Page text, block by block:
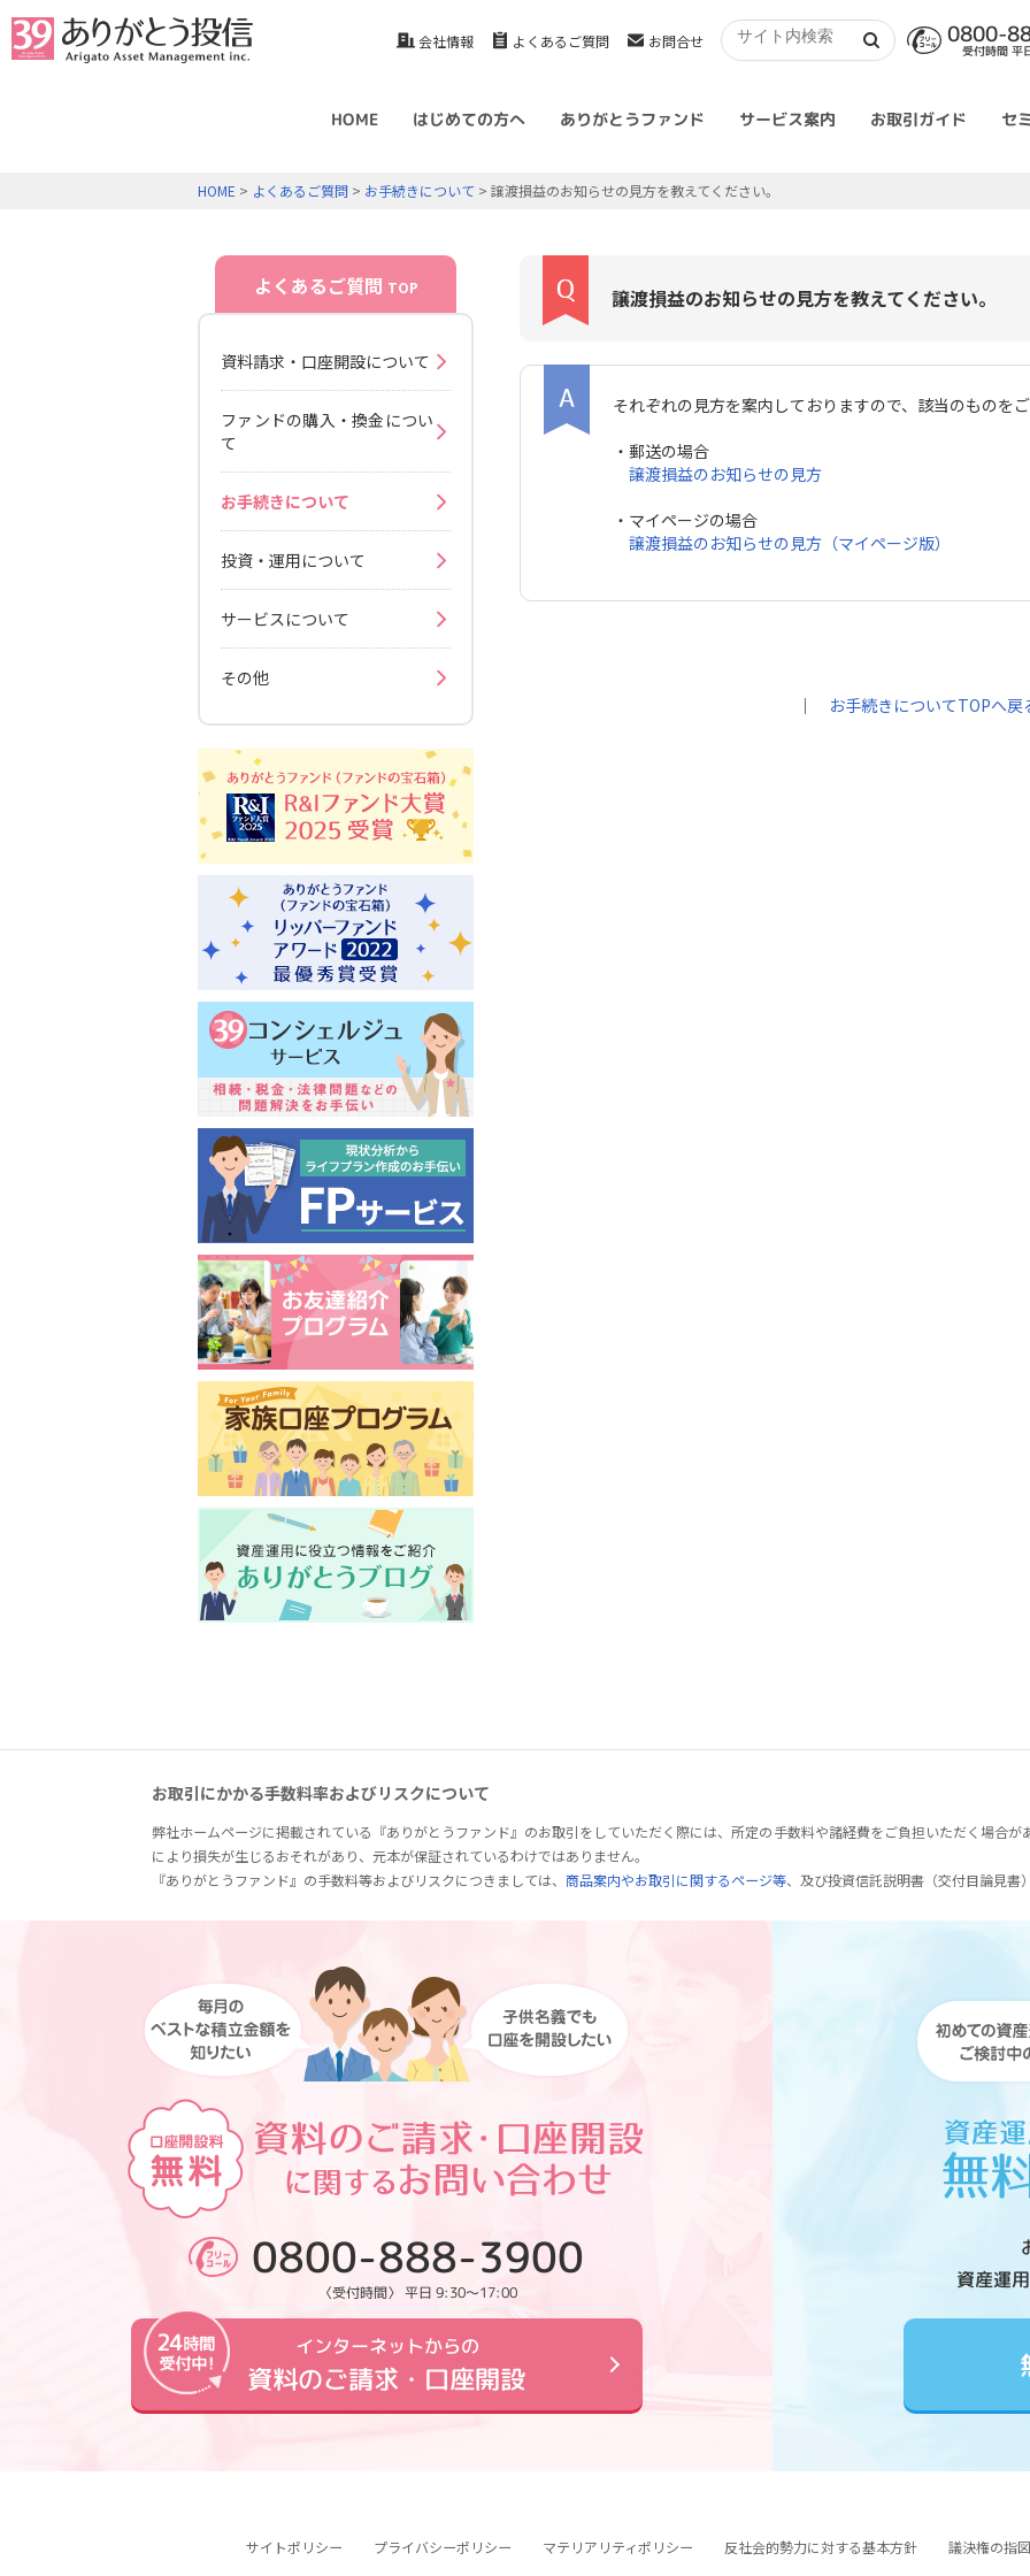
会社情報 よくあるご質問 お問合せ 0800-
受付時間 平
HOME はじめての方へ ありがとうファンド サービス案内 お取引ガイド セ
HOME > よくあるご質問 > お手続きについて > 譲渡損益のお知らせの見方を教えてください。
譲渡損益のお知らせの見方を教えてください。
それぞれの見方を案内しておりますので、該当のものを
・郵送の場合
譲渡損益のお知らせの見方
・マイページの場合
譲渡損益のお知らせの見方（マイページ版）
｜ お手続きについてTOPへ戻
よくあるご質問 TOP
資料請求・口座開設について
ファンドの購入・換金につい
て
お手続きについて
投資・運用について
サービスについて
その他
お取引にかかる手数料率およびリスクについて
弊社ホームページに掲載されている『ありがとうファンド』のお取引をしていただく際には、所定の手数料や諸経費をご負担いただく場合
により損失が生じるおそれがあり、元本が保証されているわけではありません。
『ありがとうファンド』の手数料等およびリスクにつきましては、 商品案内やお取引に関するページ等、及び投資信託説明書（交付目論見
0800-888-3900
〈受付時間〉 平日 9:30～17:00
インターネットからの
資料のご請求・口座開設
資産運
サイトポリシー プライバシーポリシー マテリアリティポリシー 反社会的勢力に対する基本方針 議決権の指